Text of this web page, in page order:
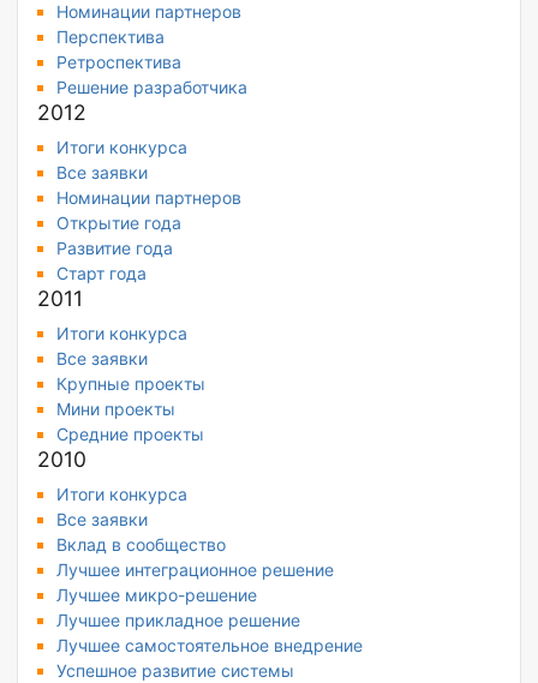
Номинации партнеров
Перспектива
Ретроспектива
Решение разработчика
2012
Итоги конкурса
Все заявки
Номинации партнеров
Открытие года
Развитие года
Старт года
2011
Итоги конкурса
Все заявки
Крупные проекты
Мини проекты
Средние проекты
2010
Итоги конкурса
Все заявки
Вклад в сообщество
Лучшее интеграционное решение
Лучшее микро-решение
Лучшее прикладное решение
Лучшее самостоятельное внедрение
Успешное развитие системы